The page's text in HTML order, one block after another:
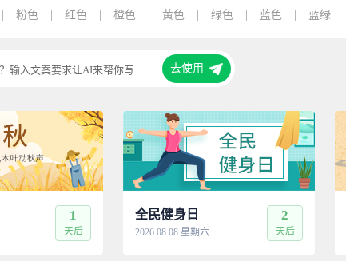
粉色 红色 橙色 黄色 绿色 蓝色 蓝绿
输入文案要求让AI来帮你写 去使用
1
天后
全民健身日
2026.08.08 星期六
2
天后